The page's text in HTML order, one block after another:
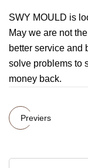
SWY MOULD is
May we are not
better service and
solve problems to
money back.
Previers